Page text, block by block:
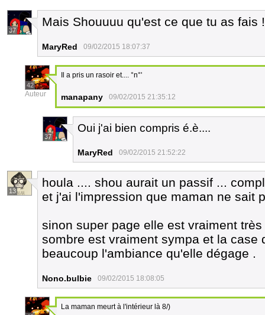
37
Mais Shouuuu qu'est ce que tu as fais
MaryRed 09/02/2015 18:07:37
42
Auteur
Il a pris un rasoir et.... °n°'
manapany 09/02/2015 21:35:12
37
Oui j'ai bien compris é.è....
MaryRed 09/02/2015 21:52:22
13
houla .... shou aurait un passif ...
et j'ai l'impression que maman ne sait
sinon super page elle est vraiment
sombre est vraiment sympa et la case
beaucoup l'ambiance qu'elle dégage .
Nono.bulbie 09/02/2015 18:08:05
La maman meurt à l'intérieur là 8/)